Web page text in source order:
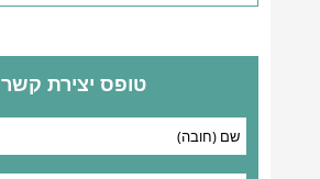
טופס יצירת קשר